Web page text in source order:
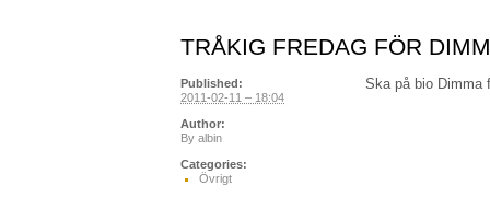
TRÅKIG FREDAG FÖR
Ska på bio Dimma
Published:
2011-02-11 – 18:04
Author:
By albin
Categories:
Övrigt